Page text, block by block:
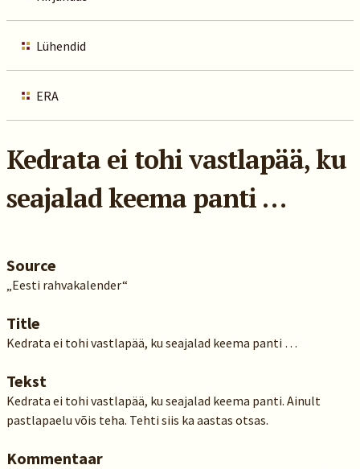
Lühendid
ERA
Kedrata ei tohi vastlapää, ku
seajalad keema panti …
Source
„Eesti rahvakalender“
Title
Kedrata ei tohi vastlapää, ku seajalad keema panti …
Tekst
Kedrata ei tohi vastlapää, ku seajalad keema panti. Ainult
pastlapaelu võis teha. Tehti siis ka aastas otsas.
Kommentaar